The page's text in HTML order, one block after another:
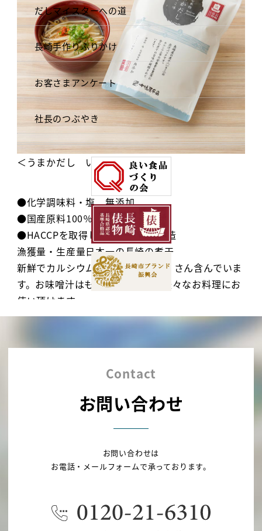
＜うまかだし いりこ＞
●化学調味料・塩 無添加
●国産原料100％
●HACCPを取得した自社工場で製造
漁獲量・生産量日本一の長崎の煮干
新鮮でカルシウムなどの栄養をたくさん含んでいま
す。お味噌汁はもちろんのこと、様々なお料理にお
使い頂けます。
だしマイスターへの道
長崎手作りふりかけ
お客さまアンケート
社長のつぶやき
Contact
お問い合わせ
お問い合わせは
お電話・メールフォームで承っております。